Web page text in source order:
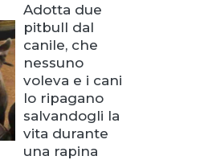
Adotta due
pitbull dal
canile, che
nessuno
voleva e i cani
lo ripagano
salvandogli la
vita durante
una rapina